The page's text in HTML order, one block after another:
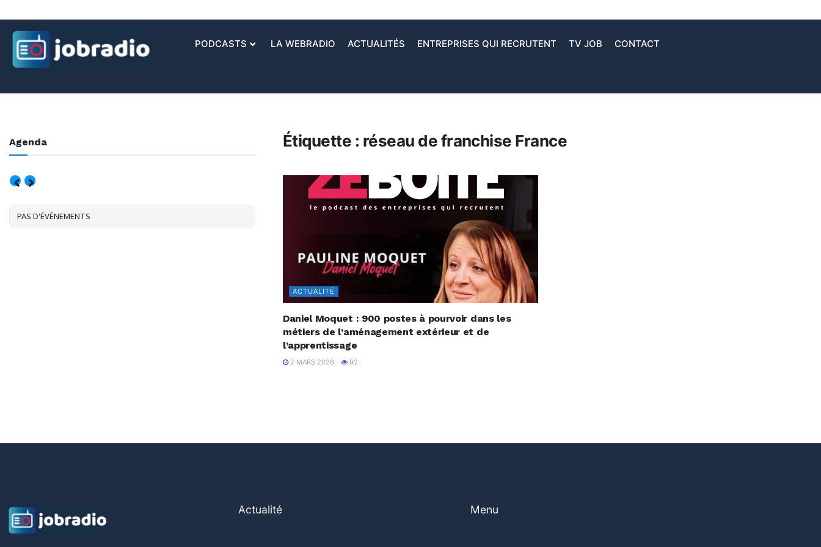
PODCASTS LA WEBRADIO ACTUALITÉS ENTREPRISES QUI RECRUTENT TV JOB CONTACT
Étiquette : réseau de franchise France
ACTUALITÉ
Daniel Moquet : 900 postes à pourvoir dans les
métiers de l’aménagement extérieur et de
l’apprentissage
2 MARS 2026 92
Agenda
PAS D'ÉVÉNEMENTS
Actualité Menu